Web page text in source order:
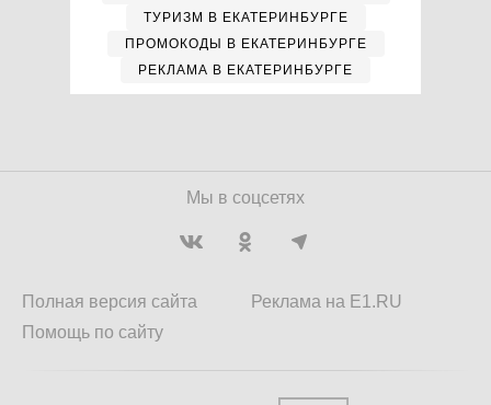
ТУРИЗМ В ЕКАТЕРИНБУРГЕ
ПРОМОКОДЫ В ЕКАТЕРИНБУРГЕ
РЕКЛАМА В ЕКАТЕРИНБУРГЕ
Мы в соцсетях
Полная версия сайта
Помощь по сайту
Реклама на E1.RU